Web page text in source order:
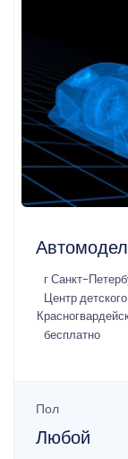
г Санкт-
Центр
бесплатно
Пол
Любой